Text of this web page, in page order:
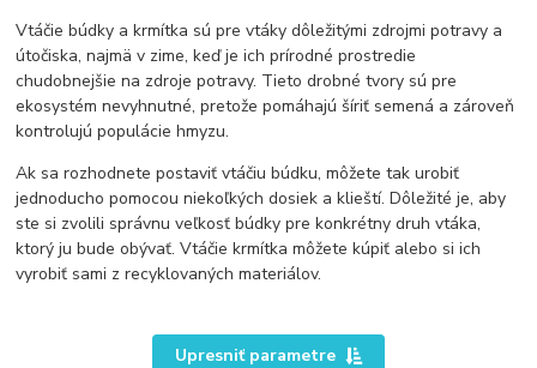
Vtáčie búdky a krmítka sú pre vtáky dôležitými zdrojmi potravy a
útočiska, najmä v zime, keď je ich prírodné prostredie
chudobnejšie na zdroje potravy. Tieto drobné tvory sú pre
ekosystém nevyhnutné, pretože pomáhajú šíriť semená a zároveň
kontrolujú populácie hmyzu.
Ak sa rozhodnete postaviť vtáčiu búdku, môžete tak urobiť
jednoducho pomocou niekoľkých dosiek a klieští. Dôležité je, aby
ste si zvolili správnu veľkosť búdky pre konkrétny druh vtáka,
ktorý ju bude obývať. Vtáčie krmítka môžete kúpiť alebo si ich
vyrobiť sami z recyklovaných materiálov.
Upresniť parametre